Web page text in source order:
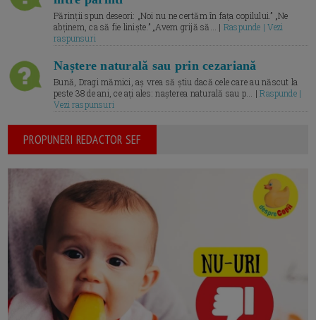
Părinții spun deseori: „Noi nu ne certăm în fața copilului.” „Ne
abținem, ca să fie liniște.” „Avem grijă să... | Raspunde | Vezi
raspunsuri
Naștere naturală sau prin cezariană
Bună, Dragi mămici, aș vrea să știu dacă cele care au născut la
peste 38 de ani, ce ați ales: nașterea naturală sau p... |Raspunde |
Vezi raspunsuri
PROPUNERI REDACTOR SEF